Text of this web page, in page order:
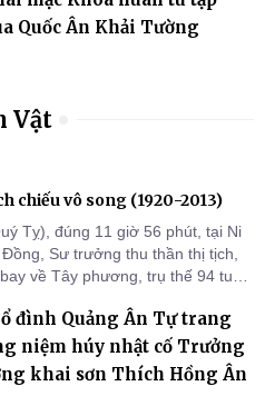
Quốc Ân Khải Tường
Vật
chiếu vô song (1920-2013)
Tỵ), đúng 11 giờ 56 phút, tại Ni
Sư trưởng thu thần thị tịch,
về Tây phương, trụ thế 94 tuổi
đình Quảng Ân Tự trang
niệm húy nhật cố Trưởng
khai sơn Thích Hồng Ân